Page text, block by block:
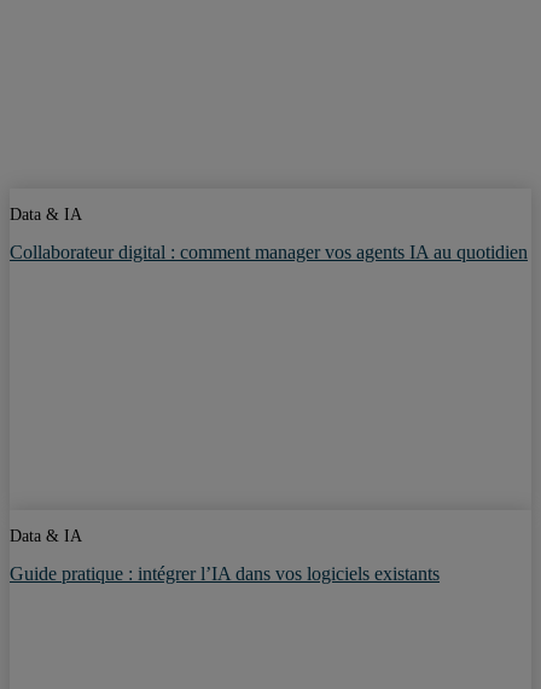
Data & IA
Collaborateur digital : comment manager vos agents IA au quotidien
Data & IA
Guide pratique : intégrer l’IA dans vos logiciels existants